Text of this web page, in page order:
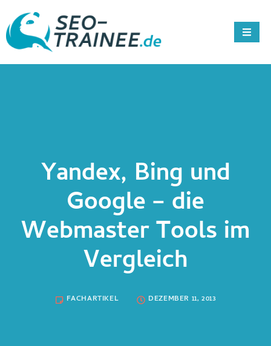
Yandex, Bing und
Google – die
Webmaster Tools im
Vergleich
FACHARTIKEL DEZEMBER 11, 2013